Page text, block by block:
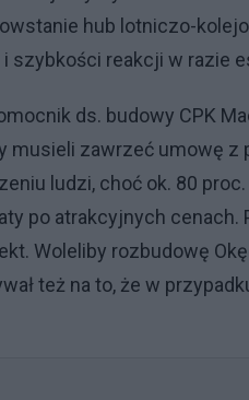
hub lotniczo-
szybkości reakcji w razie
ds. budowy CPK
musieli zawrzeć umowę
ludzi, choć ok. 80
po atrakcyjnych
Woleliby rozbudowę
też na to, że w